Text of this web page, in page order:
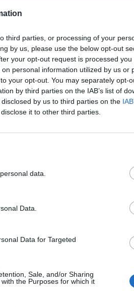
third parties, or processing of your
by us, please use the below opt-out
your opt-out request is processed you
personal information utilized by us or
your opt-out. You may separately opt-
by third parties on the IAB’s list of
by us to third parties on the
it to other third parties.
data.
Data.
Data for Targeted
Sale, and/or Sharing
the Purposes for which it